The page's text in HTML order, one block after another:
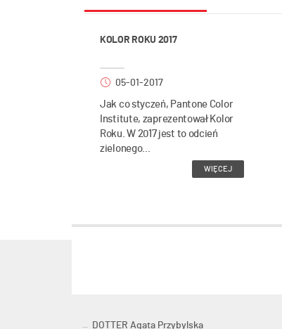
KOLOR ROKU 2017
05-01-2017
Jak co styczeń, Pantone Color
Institute, zaprezentował Kolor
Roku. W 2017 jest to odcień
zielonego...
WIĘCEJ
DOTTER Agata Przybylska